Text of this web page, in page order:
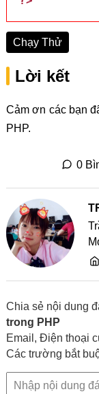
Chạy Thử
Lời kết
Cảm ơn các bạn
PHP.
0
Chia sẻ nội dung
trong PHP
Email, Điện thoại
Các trường bắt